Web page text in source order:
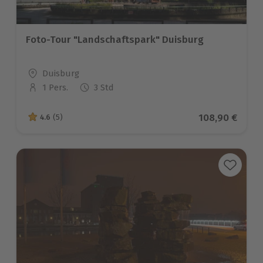
Foto-Tour "Landschaftspark" Duisburg
Standort
Duisburg
Anzahl der Teilnehmer
1 Pers. 3 Std
4.6 von 5 Sternen basierend auf 5 Bewertungen
4.6 (5) Aktueller
108,90 €